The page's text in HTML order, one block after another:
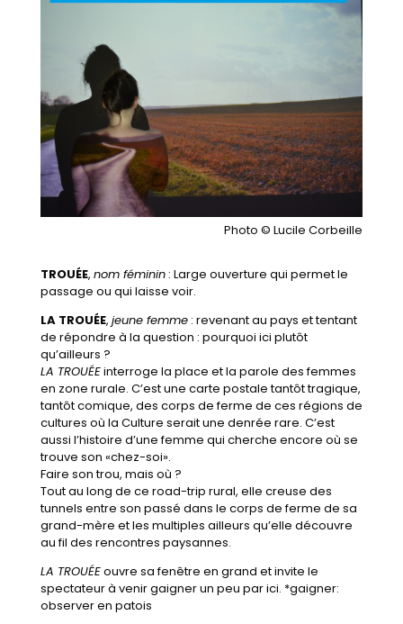
Photo © Lucile Corbeille
TROUÉE, nom féminin: Large ouverture qui permet le
passage ou qui laisse voir.
LA TROUÉE, jeune femme : revenant au pays et tentant
de répondre à la question : pourquoi ici plutôt
qu’ailleurs ?
LA TROUÉEinterroge la place et la parole des femmes
en zone rurale. C’est une carte postale tantôt tragique,
tantôt comique, des corps de ferme de ces régions de
cultures où la Culture serait une denrée rare. C’est
aussi l’histoire d’une femme qui cherche encore où se
trouve son «chez-soi».
Faire son trou, mais où ?
Tout au long de ce road-trip rural, elle creuse des
tunnels entre son passé dans le corps de ferme de sa
grand-mère et les multiples ailleurs qu’elle découvre
au fil des rencontres paysannes.
LA TROUÉEouvre sa fenêtre en grand et invite le
spectateur à venir gaigner un peu par ici. *gaigner:
observer en patois